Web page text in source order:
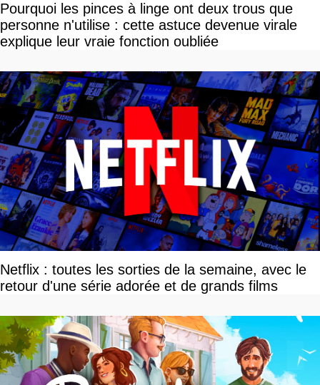
Pourquoi les pinces à linge ont deux trous que
personne n'utilise : cette astuce devenue virale
explique leur vraie fonction oubliée
Netflix : toutes les sorties de la semaine, avec le
retour d'une série adorée et de grands films